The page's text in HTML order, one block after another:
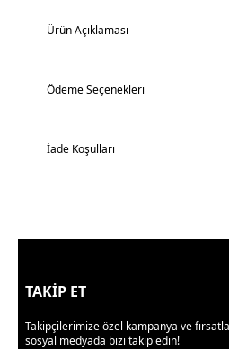
Ürün Açıklaması
Ödeme Seçenekleri
İade Koşulları
TAKİP ET
Takipçilerimize özel kampanya ve
sosyal medyada bizi takip edin!